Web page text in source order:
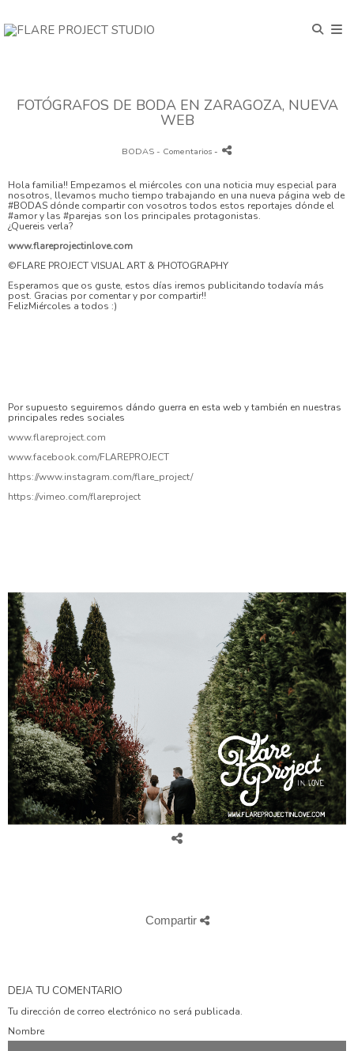
FOTÓGRAFOS DE BODA EN ZARAGOZA, NUEVA
WEB
BODAS - Comentarios -
Hola familia!! Empezamos el miércoles con una noticia muy especial para
nosotros, llevamos mucho tiempo trabajando en una nueva página web de
#BODAS dónde compartir con vosotros todos estos reportajes dónde el
#amor y las #parejas son los principales protagonistas.
¿Quereis verla?
www.flareprojectinlove.com
©FLARE PROJECT VISUAL ART & PHOTOGRAPHY
Esperamos que os guste, estos días iremos publicitando todavía más
post. Gracias por comentar y por compartir!!
FelizMiércoles a todos :)
Por supuesto seguiremos dándo guerra en esta web y también en nuestras
principales redes sociales
www.flareproject.com
www.facebook.com/FLAREPROJECT
https://www.instagram.com/flare_project/
https://vimeo.com/flareproject
Compartir
DEJA TU COMENTARIO
Tu dirección de correo electrónico no será publicada.
Nombre